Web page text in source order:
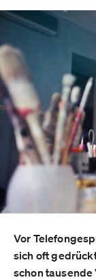
Vor
sich oft
schon